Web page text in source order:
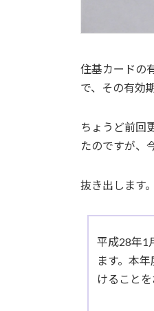
住基カードの
で、その有効
ちょうど前回
たのですが、
抜き出します。
平成28年1
ます。本
けることを